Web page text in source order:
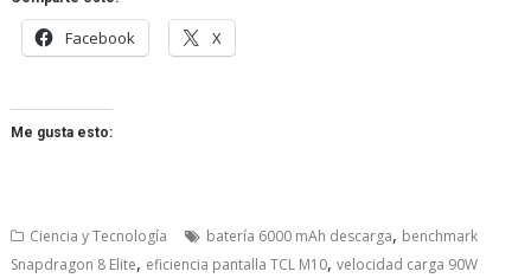
Facebook X
Me gusta esto:
Ciencia y Tecnología batería 6000 mAh descarga, benchmark
Snapdragon 8 Elite, eficiencia pantalla TCL M10,velocidad carga 90W